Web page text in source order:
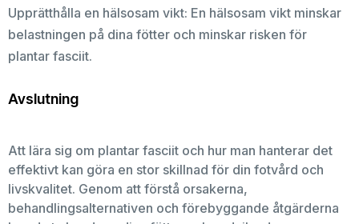
Upprätthålla en hälsosam vikt: En hälsosam vikt minskar
belastningen på dina fötter och minskar risken för
plantar fasciit.
Avslutning
Att lära sig om plantar fasciit och hur man hanterar det
effektivt kan göra en stor skillnad för din fotvård och
livskvalitet. Genom att förstå orsakerna,
behandlingsalternativen och förebyggande åtgärderna